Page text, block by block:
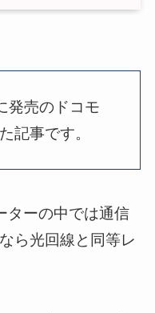
発売のドコモ
記事です。
ターの中では通信
ら光回線と同等レ